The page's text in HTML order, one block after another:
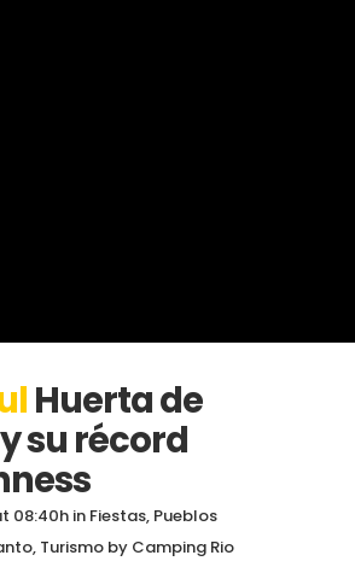
Huerta de
su récord
08:40h in Fiestas, Pueblos
, Turismo by Camping Rio